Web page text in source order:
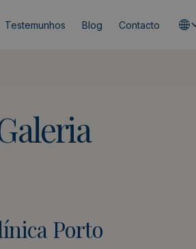
Testemunhos Blog Contacto
Porto